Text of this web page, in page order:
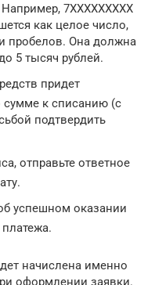
7ХХХХХХХХХ
как целое число,
пробелов. Она должна
5 тысяч рублей.
придет
к списанию (с
подтвердить
отправьте ответное
успешном оказании
начислена именно
оформлении заявки.